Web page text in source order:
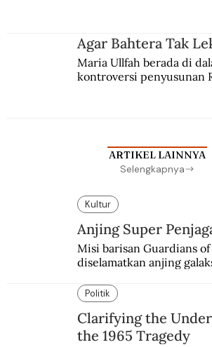
Agar Bahtera Tak
Maria Ullfah berada di
kontroversi penyusunan
ARTIKEL LAINNYA
Selengkapnya
Kultur
Anjing Super
Misi barisan Guardians of
diselamatkan anjing
si martir antariksa Soviet.
Politik
Clarifying the
the 1965 Tragedy